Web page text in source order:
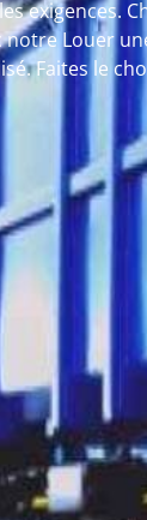
exigences.
Louer
Faites le